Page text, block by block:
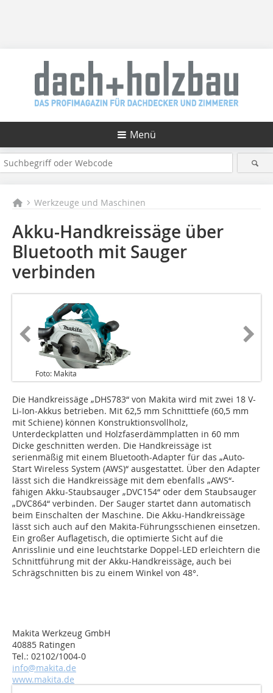
Menü
Werkzeuge und Maschinen
Akku-Handkreissäge über
Bluetooth mit Sauger
verbinden
Foto: Makita
Die Handkreissäge „DHS783“ von Makita wird mit zwei 18 V-
Li-Ion-Akkus betrieben. Mit 62,5 mm Schnitttiefe (60,5 mm
mit Schiene) können Konstruktionsvollholz,
Unterdeckplatten und Holzfaserdämmplatten in 60 mm
Dicke ge­­­­schnitten werden. Die Handkreissäge ist
serienmäßig mit einem Bluetooth-Adapter für das „Auto-
Start Wireless System (AWS)“ ausgestattet. Über den Adapter
lässt sich die Handkreissäge mit dem ebenfalls „AWS“-
fähigen Akku-Staubsauger „DVC154“ oder dem Staubsauger
„DVC864“ verbinden. Der Sauger startet dann automatisch
beim Einschalten der Maschine. Die Akku-Handkreissäge
lässt sich auch auf den Makita-Führungsschienen einsetzen.
Ein großer Auflagetisch, die optimierte Sicht auf die
Anrisslinie und eine leuchtstarke Doppel-LED erleichtern die
Schnittführung mit der Akku-Handkreissäge, auch bei
Schrägschnitten bis zu einem Winkel von 48°.
Makita Werkzeug GmbH
40885 Ratingen
Tel.: 02102/1004-0
info@makita.de
www.makita.de